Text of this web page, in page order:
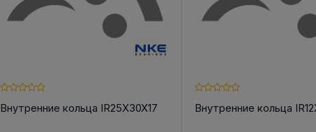
Внутренние кольца IR25X30X17 Внутренние кольца